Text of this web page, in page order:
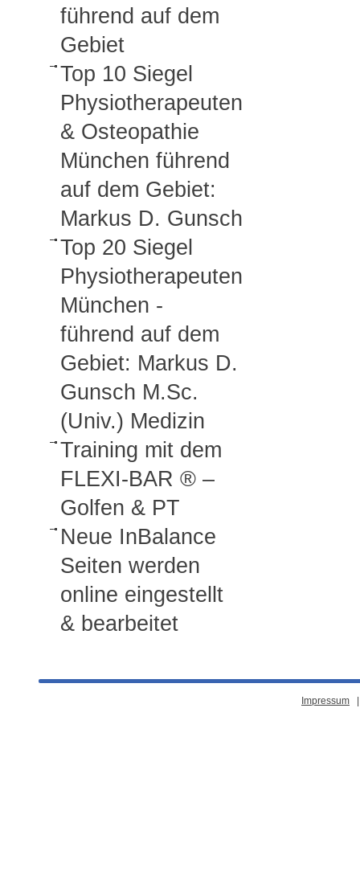
führend auf dem
Gebiet
Top 10 Siegel
Physiotherapeuten
& Osteopathie
München führend
auf dem Gebiet:
Markus D. Gunsch
Top 20 Siegel
Physiotherapeuten
München -
führend auf dem
Gebiet: Markus D.
Gunsch M.Sc.
(Univ.) Medizin
Training mit dem
FLEXI-BAR ® –
Golfen & PT
Neue InBalance
Seiten werden
online eingestellt
& bearbeitet
Impressum